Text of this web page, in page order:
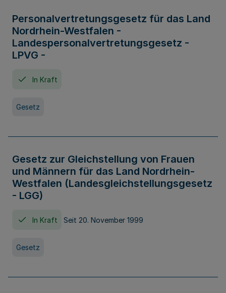
Personalvertretungsgesetz für das Land
Nordrhein-Westfalen -
Landespersonalvertretungsgesetz -
LPVG -
In Kraft
Gesetz
Gesetz zur Gleichstellung von Frauen
und Männern für das Land Nordrhein-
Westfalen (Landesgleichstellungsgesetz
- LGG)
In Kraft Seit 20. November 1999
Gesetz